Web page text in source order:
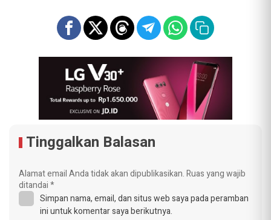
Tinggalkan Balasan
Alamat email Anda tidak akan dipublikasikan.Ruas yang wajib
ditandai*
Simpan nama, email, dan situs web saya pada peramban
ini untuk komentar saya berikutnya.